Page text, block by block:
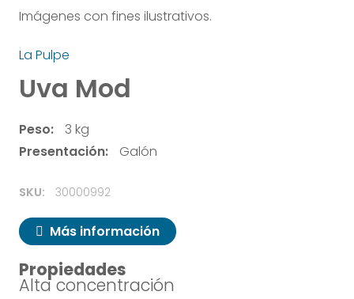
Imágenes con fines ilustrativos.
La Pulpe
Uva Mod
Peso:
3 kg
Presentación:
Galón
SKU: 30000992
Más información
Propiedades
Alta concentración